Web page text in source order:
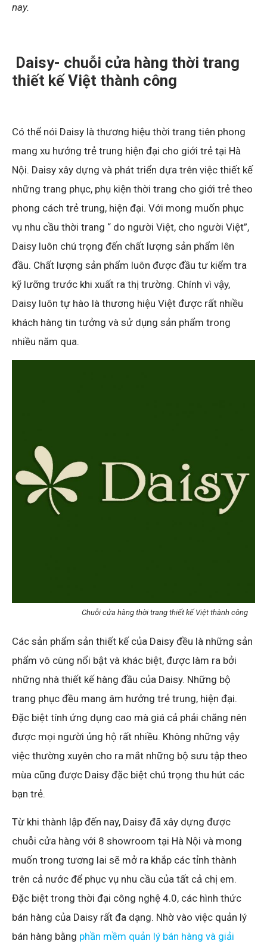
nay.
Daisy- chuỗi cửa hàng thời trang
thiết kế Việt thành công
Có thể nói Daisy là thương hiệu thời trang tiên phong
mang xu hướng trẻ trung hiện đại cho giới trẻ tại Hà
Nội. Daisy xây dựng và phát triển dựa trên việc thiết kế
những trang phục, phụ kiện thời trang cho giới trẻ theo
phong cách trẻ trung, hiện đại. Với mong muốn phục
vụ nhu cầu thời trang “ do người Việt, cho người Việt”,
Daisy luôn chú trọng đến chất lượng sản phẩm lên
đầu. Chất lượng sản phẩm luôn được đầu tư kiểm tra
kỹ lưỡng trước khi xuất ra thị trường. Chính vì vậy,
Daisy luôn tự hào là thương hiệu Việt được rất nhiều
khách hàng tin tưởng và sử dụng sản phẩm trong
nhiều năm qua.
Chuỗi cửa hàng thời trang thiết kế Việt thành công
Các sản phẩm sản thiết kế của Daisy đều là những sản
phẩm vô cùng nổi bật và khác biệt, được làm ra bởi
những nhà thiết kế hàng đầu của Daisy. Những bộ
trang phục đều mang âm hưởng trẻ trung, hiện đại.
Đặc biệt tính ứng dụng cao mà giá cả phải chăng nên
được mọi người ủng hộ rất nhiều. Không những vậy
việc thường xuyên cho ra mắt những bộ sưu tập theo
mùa cũng được Daisy đặc biệt chú trọng thu hút các
bạn trẻ.
Từ khi thành lập đến nay, Daisy đã xây dựng được
chuỗi cửa hàng với 8 showroom tại Hà Nội và mong
muốn trong tương lai sẽ mở ra khắp các tỉnh thành
trên cả nước để phục vụ nhu cầu của tất cả chị em.
Đặc biệt trong thời đại công nghệ 4.0, các hình thức
bán hàng của Daisy rất đa dạng. Nhờ vào việc quản lý
bán hàng bằng phần mềm quản lý bán hàng và giải